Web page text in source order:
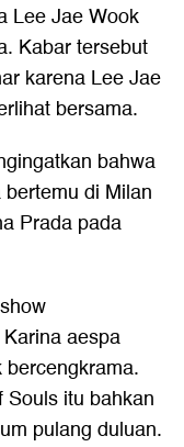
Lee Jae Wook
Kabar tersebut
karena Lee Jae
bersama.
bahwa
di Milan
Prada pada
aespa
itu bahkan
pulang duluan.